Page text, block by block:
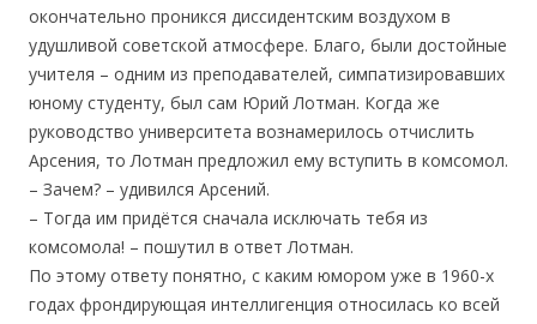
окончательно проникся диссидентским воздухом в
удушливой советской атмосфере. Благо, были достойные
учителя – одним из преподавателей, симпатизировавших
юному студенту, был сам Юрий Лотман. Когда же
руководство университета вознамерилось отчислить
Арсения, то Лотман предложил ему вступить в комсомол.
– Зачем? – удивился Арсений.
– Тогда им придётся сначала исключать тебя из
комсомола! – пошутил в ответ Лотман.
По этому ответу понятно, с каким юмором уже в 1960-х
годах фрондирующая интеллигенция относилась ко всей